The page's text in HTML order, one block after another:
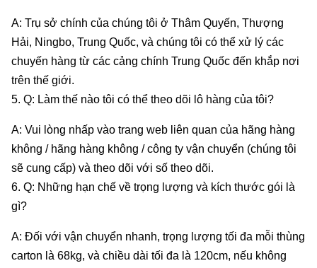
A: Trụ sở chính của chúng tôi ở Thâm Quyến, Thượng
Hải, Ningbo, Trung Quốc, và chúng tôi có thể xử lý các
chuyến hàng từ các cảng chính Trung Quốc đến khắp nơi
trên thế giới.
5. Q: Làm thế nào tôi có thể theo dõi lô hàng của tôi?
A: Vui lòng nhấp vào trang web liên quan của hãng hàng
không / hãng hàng không / công ty vận chuyển (chúng tôi
sẽ cung cấp) và theo dõi với số theo dõi.
6. Q: Những hạn chế về trọng lượng và kích thước gói là
gì?
A: Đối với vận chuyển nhanh, trọng lượng tối đa mỗi thùng
carton là 68kg, và chiều dài tối đa là 120cm, nếu không